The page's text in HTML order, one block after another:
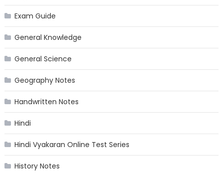
Exam Guide
General Knowledge
General Science
Geography Notes
Handwritten Notes
Hindi
Hindi Vyakaran Online Test Series
History Notes